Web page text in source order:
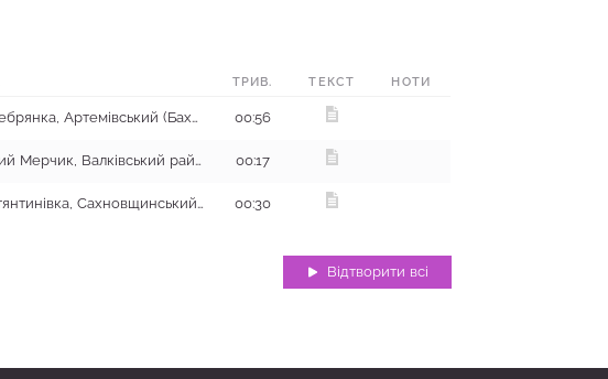
ТРИВ. ТЕКСТ НОТИ
с. Серебрянка, Артемівський (Бахмутський) район 00:56
с. Новий Мерчик, Валківський район 00:17
с. Костянтинівка, Сахновщинський район 00:30
Відтворити всі